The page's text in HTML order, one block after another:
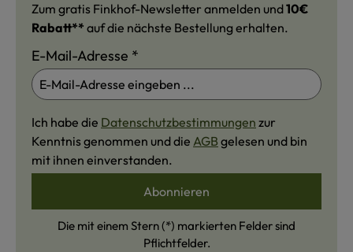
Zum gratis Finkhof-Newsletter anmelden und10€
Rabatt** auf die nächste Bestellung erhalten.
E-Mail-Adresse *
Ich habe die Datenschutzbestimmungen zur
Kenntnis genommen und die AGB gelesen und bin
mit ihnen einverstanden.
Abonnieren
Die mit einem Stern (*) markierten Felder sind
Pflichtfelder.